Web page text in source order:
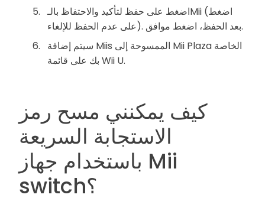
اضغط على حفظ لتأكيد والاحتفاظ بالـMii (اضغط
على عدم الحفظ للإلغاء). بعد الحفظ، اضغط موافق.
سيتم إضافة Miis الممسوحة إلى Mii Plaza الخاصة
بك على قائمة Wii U.
كيف يمكنني مسح رمز
الاستجابة السريعة
باستخدام جهاز Mii
switch؟